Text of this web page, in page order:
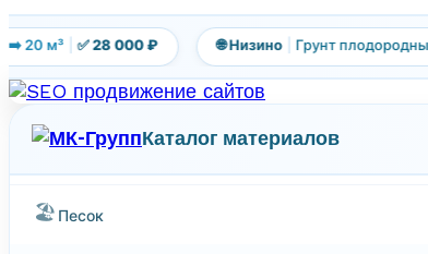
м³ | ✅ 28 000 ₽ 🌐 Низино | Грунт плодородный |
Каталог материалов
🏖️ Песок